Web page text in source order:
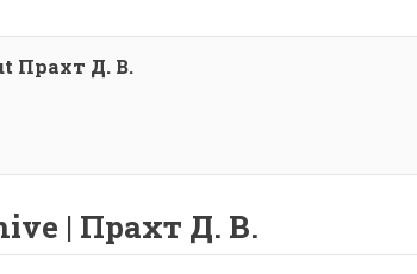
Прахт Д. В.
| Прахт Д. В.